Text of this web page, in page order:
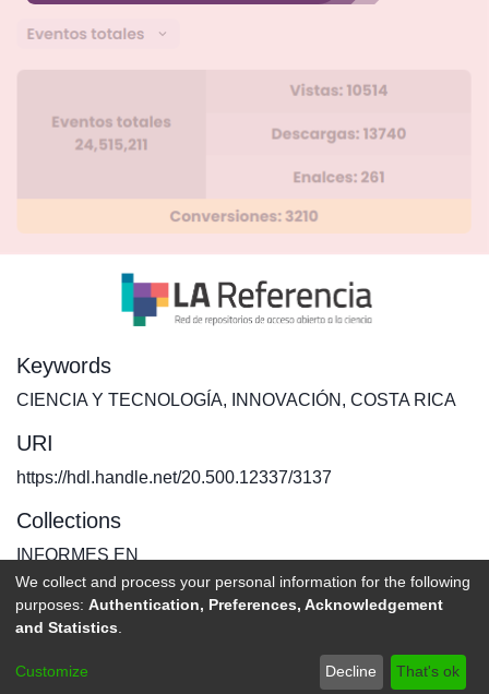
Keywords
CIENCIA Y TECNOLOGÍA, INNOVACIÓN , COSTA RICA
URI
https://hdl.handle.net/20.500.12337/3137
Collections
INFORMES EN
Full item page
DSpace software copyright © 2002-2026 LYRASIS
footer.link.politicas
We collect and process your personal information for the following
purposes: Authentication, Preferences, Acknowledgement
and Statistics
Customize Decline That's ok